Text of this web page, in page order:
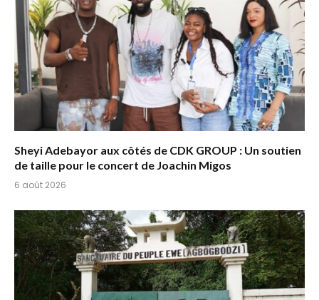
Sheyi Adebayor aux côtés de CDK GROUP : Un soutien
de taille pour le concert de Joachin Migos
6 août 2026